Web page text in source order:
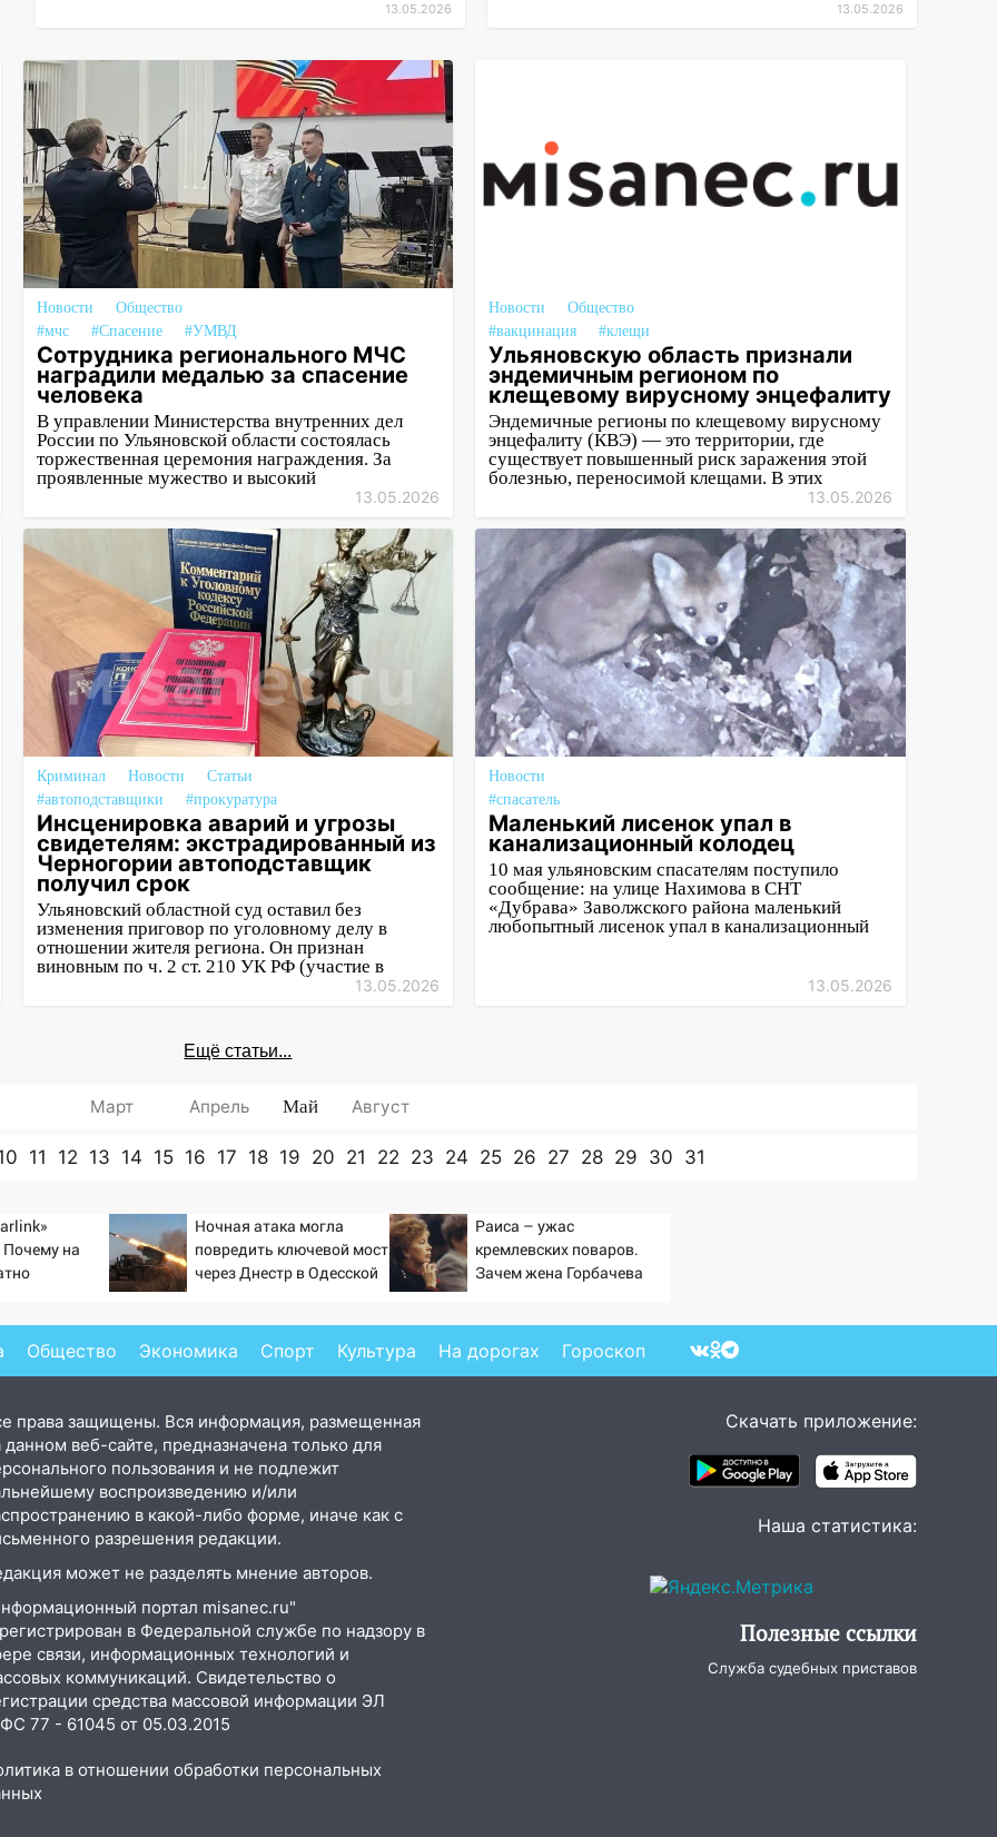
13.05.2026 13.05.2026
Новости
Общество
#мчс
#Спасение #УМВД
Сотрудника регионального МЧС
наградили медалью за спасение
человека
В управлении Министерства внутренних дел
России по Ульяновской области состоялась
торжественная церемония награждения. За
проявленные мужество и высокий
13.05.2026
Новости
Общество
#вакцинация
#клещи
Ульяновскую область признали
эндемичным регионом по
клещевому вирусному энцефалиту
Эндемичные регионы по клещевому вирусному
энцефалиту (КВЭ) — это территории, где
существует повышенный риск заражения этой
болезнью, переносимой клещами. В этих
13.05.2026
Криминал Новости
Статьи
#автоподставщики
#прокуратура
Инсценировка аварий и угрозы
свидетелям: экстрадированный из
Черногории автоподставщик
получил срок
Ульяновский областной суд оставил без
изменения приговор по уголовному делу в
отношении жителя региона. Он признан
виновным по ч. 2 ст. 210 УК РФ (участие в
13.05.2026
Новости
#спасатель
Маленький лисенок упал в
канализационный колодец
10 мая ульяновским спасателям поступило
сообщение: на улице Нахимова в СНТ
«Дубрава» Заволжского района маленький
любопытный лисенок упал в канализационный
13.05.2026
Ещё статьи...
Март Апрель Май Август
11 12 13 14 15 16 17 18 19 20 21 22 23 24 25 26 27 28 29 30 31
Почему на
Ночная атака могла
повредить ключевой мост
через Днестр в Одесской
Раиса – ужас
кремлевских поваров.
Зачем жена Горбачева
Общество Экономика Спорт Культура На дорогах Гороскоп
права защищены. Вся информация, размещенная
данном веб-сайте, предназначена только для
пользования и не подлежит
воспроизведению и/или
в какой-либо форме, иначе как с
разрешения редакции.
может не разделять мнение авторов.
портал misanec.ru"
в Федеральной службе по надзору в
связи, информационных технологий и
коммуникаций. Свидетельство о
средства массовой информации ЭЛ
77 - 61045 от 05.03.2015
в отношении обработки персональных
Скачать приложение:
Наша статистика:
Полезные ссылки
Служба судебных приставов